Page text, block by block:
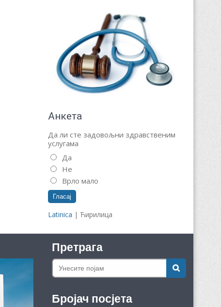
Анкета
Да ли сте задовољни здравственим
услугама
Да
Не
Врло мало
Latinica | Ћирилица
Претрага
Бројач посјета